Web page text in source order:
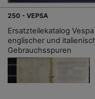
250 - VEPSA
Ersatzteilekatalog
englischer und
Gebrauchsspuren